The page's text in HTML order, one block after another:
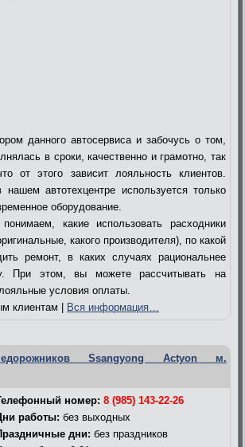
данного автосервиса и забочусь о том,
в сроки, качественно и грамотно, так
от этого зависит лояльность клиентов.
автотехцентре используется только
оборудование.
какие использовать расходники
какого производителя), по какой
ремонт, в каких случаях рациональнее
При этом, вы можете рассчитывать на
условия оплаты.
клиентам | Вся информация…
Ssangyong Actyon м.
номер: 8 (985) 143-22-26
работы: без выходных
дни: без праздников